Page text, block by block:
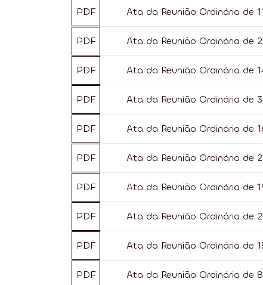
PDF Ata da Reunião Ordinária de
PDF Ata da Reunião Ordinária de
PDF Ata da Reunião Ordinária de
PDF Ata da Reunião Ordinária de
PDF Ata da Reunião Ordinária de
PDF Ata da Reunião Ordinária de
PDF Ata da Reunião Ordinária de
PDF Ata da Reunião Ordinária de
PDF Ata da Reunião Ordinária de
PDF Ata da Reunião Ordinária de